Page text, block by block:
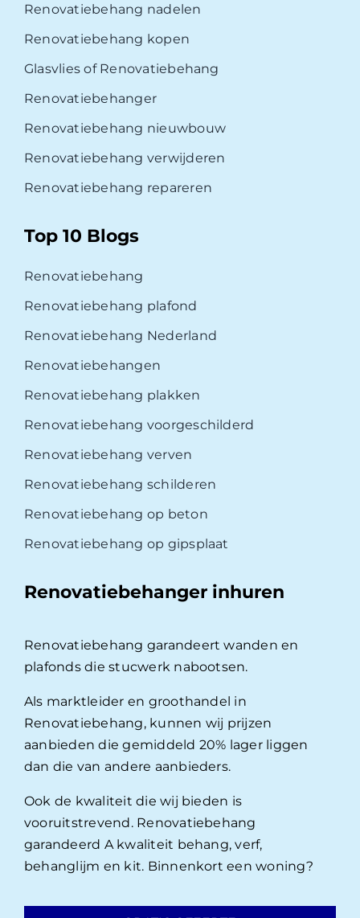
Renovatiebehang nadelen
Renovatiebehang kopen
Glasvlies of Renovatiebehang
Renovatiebehanger
Renovatiebehang nieuwbouw
Renovatiebehang verwijderen
Renovatiebehang repareren
Top 10 Blogs
Renovatiebehang
Renovatiebehang plafond
Renovatiebehang Nederland
Renovatiebehangen
Renovatiebehang plakken
Renovatiebehang voorgeschilderd
Renovatiebehang verven
Renovatiebehang schilderen
Renovatiebehang op beton
Renovatiebehang op gipsplaat
Renovatiebehanger inhuren
Renovatiebehang garandeert wanden en
plafonds die stucwerk nabootsen.
Als marktleider en groothandel in
Renovatiebehang, kunnen wij prijzen
aanbieden die gemiddeld 20% lager liggen
dan die van andere aanbieders.
Ook de kwaliteit die wij bieden is
vooruitstrevend. Renovatiebehang
garandeerd A kwaliteit behang, verf,
behanglijm en kit. Binnenkort een woning?